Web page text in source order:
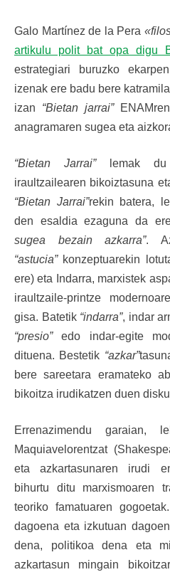
Galo Martínez de la Pera
artikulu polit bat opa digu
estrategiari buruzko
izenak ere badu bere
izan “Bietan jarrai”
anagramaren sugea eta
“Bietan Jarrai”lemak du
iraultzailearen bikoiztasuna
“Bietan Jarrai”rekin batera,
den esaldia ezaguna da
sugea bezain azkarra”.
“astucia”konzeptuarekin
ere) eta Indarra, marxistek
iraultzaile-printze
gisa. Batetik “indarra”, indar
“presio”edo indar-egite
dituena. Bestetik “azkar”
bere sareetara eramateko
bikoitza irudikatzen duen
Errenazimendu garaian,
Maquiavelorentzat
eta azkartasunaren irudi
bihurtu ditu marxismoaren
teoriko famatuaren
dagoena eta izkutuan
dena, politikoa dena eta
azkartasun mingain